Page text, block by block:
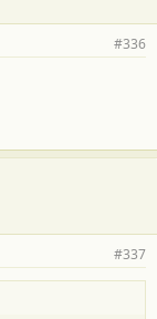
#336
#337